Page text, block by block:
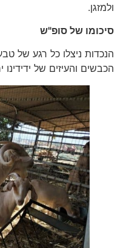
ולמזגן.
סיכומו של סופ"ש
הנכדות ניצלו כל רגע של טבע
הכבשים והעיזים של ידידינו